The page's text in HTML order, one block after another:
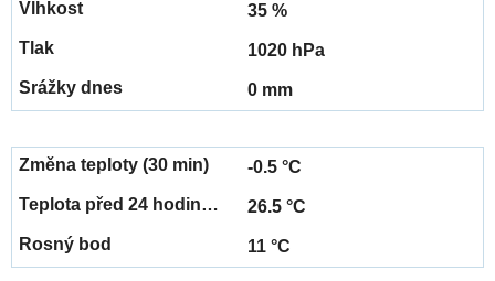
35 %
1020 hPa
0 mm
-0.5 °C
26.5 °C
11 °C